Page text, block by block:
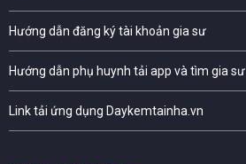
Hướng dẫn đăng ký tài khoản gia sư
Hướng dẫn phụ huynh tải app và tìm gia sư
Link tải ứng dụng Daykemtainha.vn